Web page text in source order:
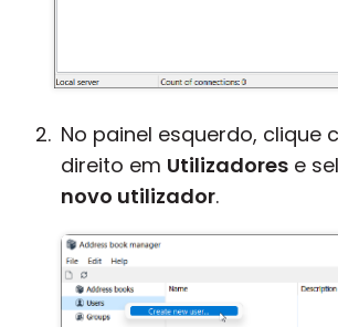
No painel esquerdo, clique
direito em Utilizadores e
novo utilizador.